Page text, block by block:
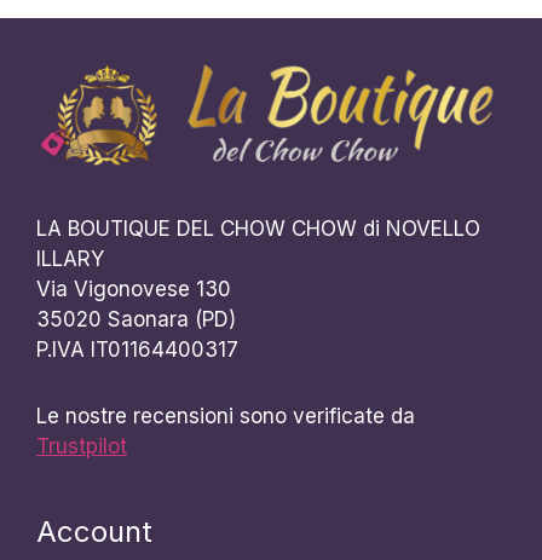
LA BOUTIQUE DEL CHOW CHOW di NOVELLO
ILLARY
Via Vigonovese 130
35020 Saonara (PD)
P.IVA IT01164400317
Le nostre recensioni sono verificate da
Trustpilot
Account